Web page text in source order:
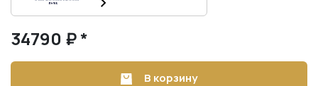
34790 ₽ *
В корзину